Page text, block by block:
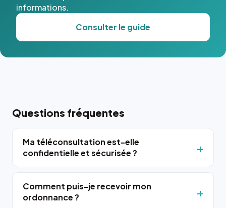
informations.
Consulter le guide
Questions fréquentes
Ma téléconsultation est-elle
confidentielle et sécurisée ?
Comment puis-je recevoir mon
ordonnance ?